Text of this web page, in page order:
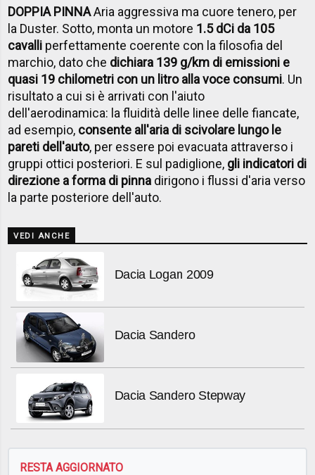
DOPPIA PINNAAria aggressiva ma cuore tenero, per
la Duster. Sotto, monta un motore 1.5 dCi da 105
cavalli perfettamente coerente con la filosofia del
marchio, dato che dichiara 139 g/km di emissioni e
quasi 19 chilometri con un litro alla voce consumi. Un
risultato a cui si è arrivati con l'aiuto
dell'aerodinamica: la fluidità delle linee delle fiancate,
ad esempio, consente all'aria di scivolare lungo le
pareti dell'auto, per essere poi evacuata attraverso i
gruppi ottici posteriori. E sul padiglione, gli indicatori di
direzione a forma di pinna dirigono i flussi d'aria verso
la parte posteriore dell'auto.
VEDI ANCHE
Dacia Logan 2009
Dacia Sandero
Dacia Sandero Stepway
RESTA AGGIORNATO